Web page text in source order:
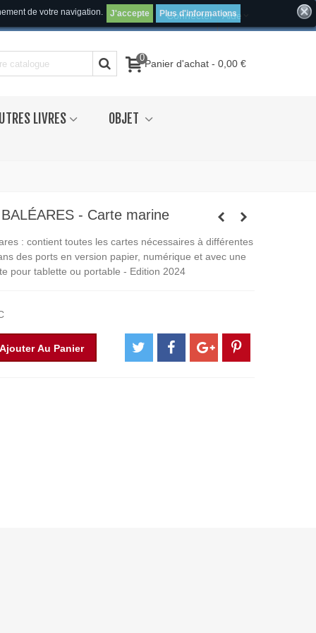
Connecter Aide
de votre navigation. J'accepte Plus d'informations
0Panier d'achat - 0,00 €
LIVRES OBJET
- Carte marine
: contient toutes les cartes nécessaires à différentes
des ports en version papier, numérique et avec une
pour tablette ou portable - Edition 2024
Au Panier